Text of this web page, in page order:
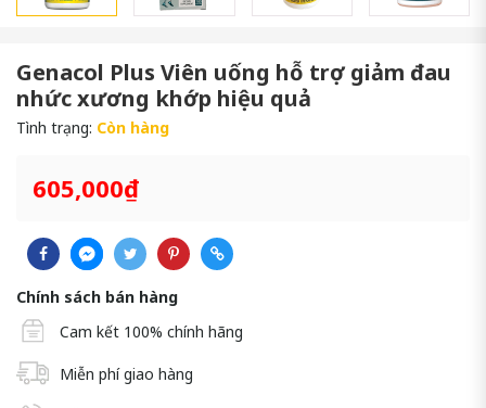
Genacol Plus Viên uống hỗ trợ giảm đau
nhức xương khớp hiệu quả
Tình trạng: Còn hàng
605,000₫
Chính sách bán hàng
Cam kết 100% chính hãng
Miễn phí giao hàng